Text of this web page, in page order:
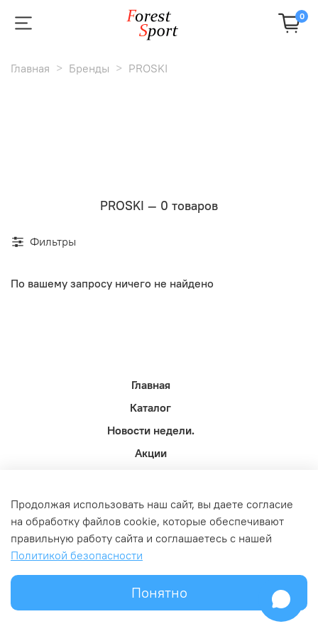
0
Главная Бренды PROSKI
PROSKI — 0 товаров
Фильтры
По вашему запросу ничего не найдено
Главная
Каталог
Новости недели.
Акции
Политика возврата
Связь с администрацией
Оферта и политика конфедициальности
Продолжая использовать наш сайт, вы даете согласие
на обработку файлов cookie, которые обеспечивают
правильную работу сайта и соглашаетесь с нашей
Политикой безопасности
Понятно